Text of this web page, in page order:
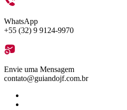
WhatsApp
+55 (32) 9 9124-9970
Envie uma Mensagem
contato@guiandojf.com.br